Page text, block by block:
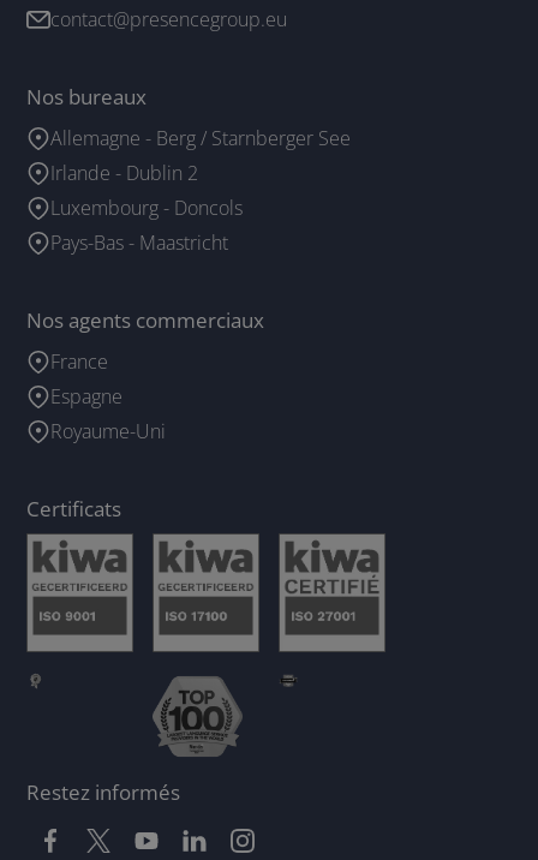
contact@presencegroup.eu
Nos bureaux
Allemagne - Berg / Starnberger See
Irlande - Dublin 2
Luxembourg - Doncols
Pays-Bas - Maastricht
Nos agents commerciaux
France
Espagne
Royaume-Uni
Certificats
Restez informés